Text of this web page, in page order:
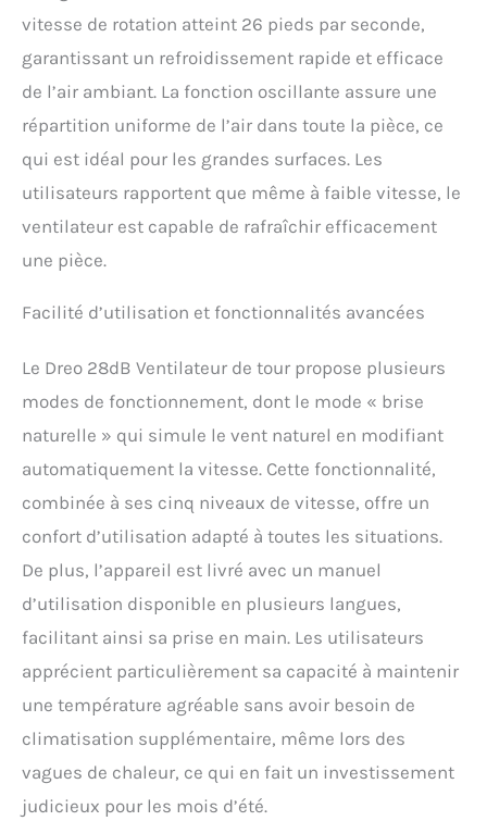
vitesse de rotation atteint 26 pieds par seconde,
garantissant un refroidissement rapide et efficace
de l’air ambiant. La fonction oscillante assure une
répartition uniforme de l’air dans toute la pièce, ce
qui est idéal pour les grandes surfaces. Les
utilisateurs rapportent que même à faible vitesse, le
ventilateur est capable de rafraîchir efficacement
une pièce.
Facilité d’utilisation et fonctionnalités avancées
Le Dreo 28dB Ventilateur de tour propose plusieurs
modes de fonctionnement, dont le mode « brise
naturelle » qui simule le vent naturel en modifiant
automatiquement la vitesse. Cette fonctionnalité,
combinée à ses cinq niveaux de vitesse, offre un
confort d’utilisation adapté à toutes les situations.
De plus, l’appareil est livré avec un manuel
d’utilisation disponible en plusieurs langues,
facilitant ainsi sa prise en main. Les utilisateurs
apprécient particulièrement sa capacité à maintenir
une température agréable sans avoir besoin de
climatisation supplémentaire, même lors des
vagues de chaleur, ce qui en fait un investissement
judicieux pour les mois d’été.